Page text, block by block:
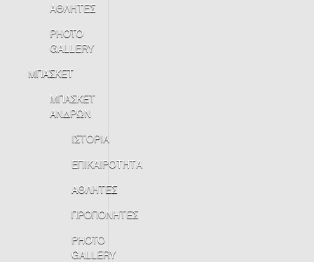
ΑΘΛΗΤΕΣ
PHOTO
GALLERY
ΜΠΑΣΚΕΤ
ΜΠΑΣΚΕΤ
ΑΝΔΡΩΝ
ΙΣΤΟΡΙΑ
ΕΠΙΚΑΙΡΟΤΗΤΑ
ΑΘΛΗΤΕΣ
ΠΡΟΠΟΝΗΤΕΣ
PHOTO
GALLERY